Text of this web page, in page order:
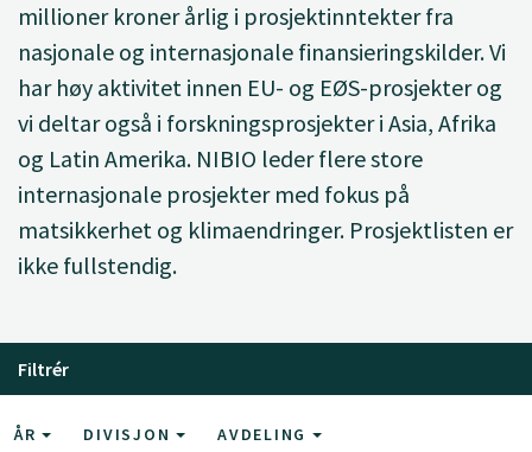
millioner kroner årlig i prosjektinntekter fra
nasjonale og internasjonale finansieringskilder. Vi
har høy aktivitet innen EU- og EØS-prosjekter og
vi deltar også i forskningsprosjekter i Asia, Afrika
og Latin Amerika. NIBIO leder flere store
internasjonale prosjekter med fokus på
matsikkerhet og klimaendringer. Prosjektlisten er
ikke fullstendig.
Filtrér
ÅR DIVISJON AVDELING